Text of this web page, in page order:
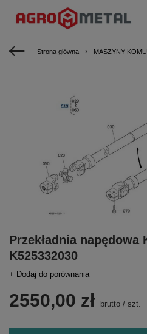
Strona główna MASZYNY
Przekładnia napędowa
K525332030
+ Dodaj do porównania
2550,00 zł brutto / szt.